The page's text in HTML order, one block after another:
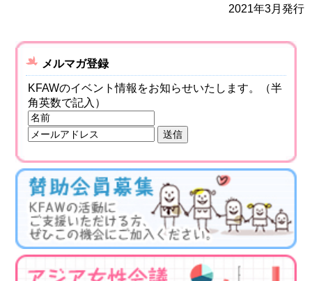
2021年3月発行
メルマガ登録
KFAWのイベント情報をお知らせいたします。（半
角英数で記入）